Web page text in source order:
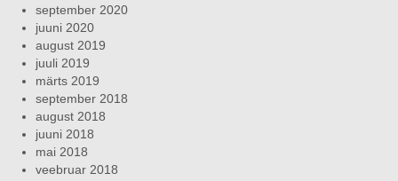
september 2020
juuni 2020
august 2019
juuli 2019
märts 2019
september 2018
august 2018
juuni 2018
mai 2018
veebruar 2018